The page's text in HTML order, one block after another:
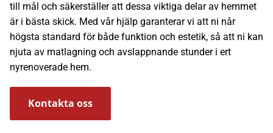
till mål och säkerställer att dessa viktiga delar av hemmet
är i bästa skick. Med vår hjälp garanterar vi att ni når
högsta standard för både funktion och estetik, så att ni kan
njuta av matlagning och avslappnande stunder i ert
nyrenoverade hem.
Kontakta oss